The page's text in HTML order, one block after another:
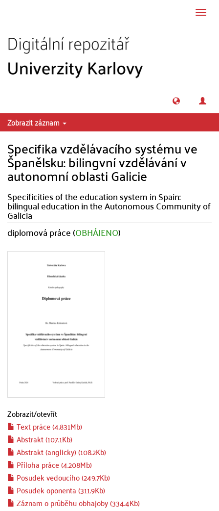
Zobrazit záznam
Specifika vzdělávacího systému ve
Španělsku: bilingvní vzdělávání v
autonomní oblasti Galicie
Specificities of the education system in Spain:
bilingual education in the Autonomous Community of
Galicia
diplomová práce (OBHÁJENO)
Zobrazit/otevřít
Text práce (4.831Mb)
Abstrakt (107.1Kb)
Abstrakt (anglicky) (108.2Kb)
Příloha práce (4.208Mb)
Posudek vedoucího (249.7Kb)
Posudek oponenta (311.9Kb)
Záznam o průběhu obhajoby (334.4Kb)